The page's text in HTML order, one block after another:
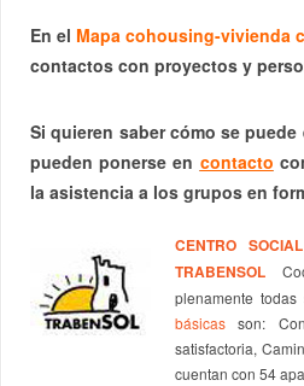
En el Mapa cohousing-vivienda
contactos con proyectos y
Si quieren saber cómo se
pueden ponerse en contacto
la asistencia a los grupos en
CENTRO
TRABENSOL
plenamente
básicas son:
satisfactoria,
cuentan con 54